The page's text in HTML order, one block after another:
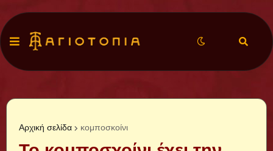
Αρχική σελίδα κομποσκοίνι